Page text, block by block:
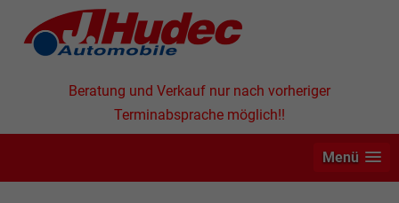
Beratung und Verkauf nur nach vorheriger
Terminabsprache möglich!!
Menü